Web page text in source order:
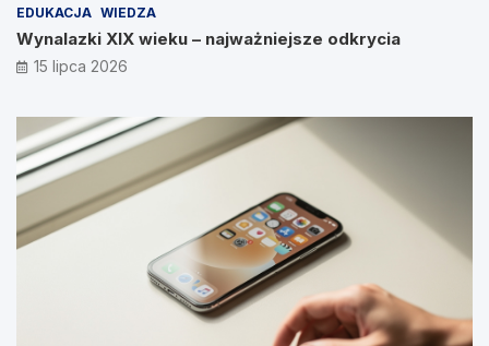
EDUKACJA WIEDZA
Wynalazki XIX wieku – najważniejsze odkrycia
15 lipca 2026